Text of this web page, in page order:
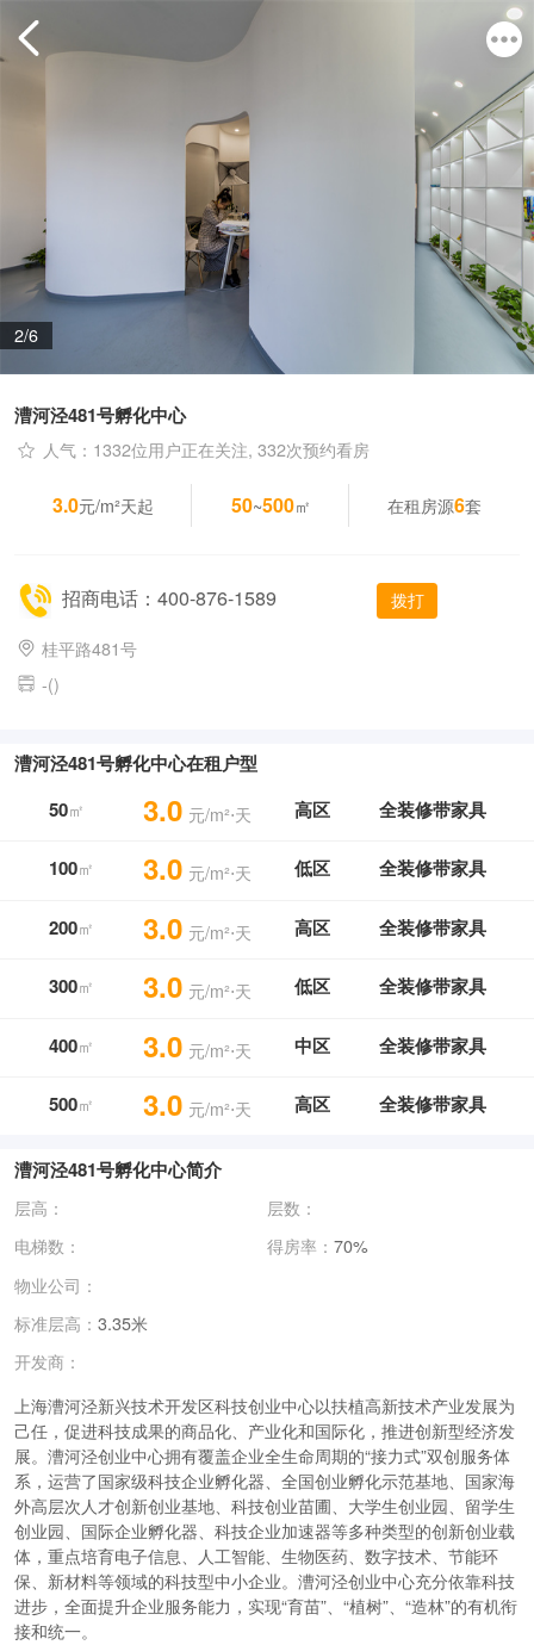
2/6
漕河泾481号孵化中心
人气：1332位用户正在关注, 332次预约看房
3.0元/m²天起 50~500㎡ 在租房源6套
招商电话：400-876-1589 拨打
桂平路481号
-()
漕河泾481号孵化中心在租户型
50㎡ 3.0 元/m²⋅天 高区 全装修带家具
100㎡ 3.0 元/m²⋅天 低区 全装修带家具
200㎡ 3.0 元/m²⋅天 高区 全装修带家具
300㎡ 3.0 元/m²⋅天 低区 全装修带家具
400㎡ 3.0 元/m²⋅天 中区 全装修带家具
500㎡ 3.0 元/m²⋅天 高区 全装修带家具
漕河泾481号孵化中心简介
层高：
层数：
电梯数：
得房率： 70%
物业公司：
标准层高： 3.35米
开发商：
上海漕河泾新兴技术开发区科技创业中心以扶植高新技术产业发展为
己任，促进科技成果的商品化、产业化和国际化，推进创新型经济发
展。漕河泾创业中心拥有覆盖企业全生命周期的“接力式”双创服务体
系，运营了国家级科技企业孵化器、全国创业孵化示范基地、国家海
外高层次人才创新创业基地、科技创业苗圃、大学生创业园、留学生
创业园、国际企业孵化器、科技企业加速器等多种类型的创新创业载
体，重点培育电子信息、人工智能、生物医药、数字技术、节能环
保、新材料等领域的科技型中小企业。漕河泾创业中心充分依靠科技
进步，全面提升企业服务能力，实现“育苗”、“植树”、“造林”的有机衔
接和统一。